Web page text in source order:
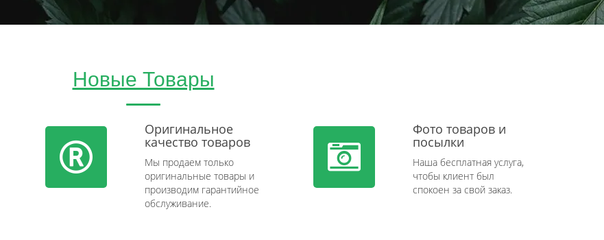
Новые Товары
Оригинальное
качество товаров
Мы продаем только
оригинальные товары и
производим гарантийное
обслуживание.
Фото товаров и
посылки
Наша бесплатная услуга,
чтобы клиент был
спокоен за свой заказ.